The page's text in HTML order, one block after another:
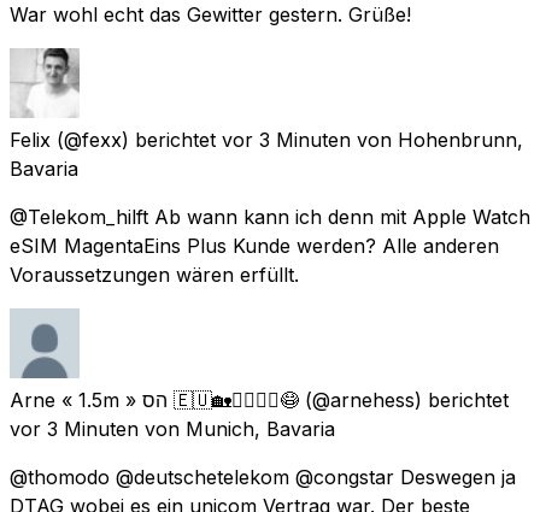
War wohl echt das Gewitter gestern. Grüße!
Felix (@fexx) berichtet vor 3 Minuten von Hohenbrunn,
Bavaria
@Telekom_hilft Ab wann kann ich denn mit Apple Watch
eSIM MagentaEins Plus Kunde werden? Alle anderen
Voraussetzungen wären erfüllt.
Arne « 1.5m » הס 🇪🇺🏡🧘‍♂️🚴‍♂️😷 (@arnehess) berichtet
vor 3 Minuten von Munich, Bavaria
@thomodo @deutschetelekom @congstar Deswegen ja
DTAG wobei es ein unicom Vertrag war. Der beste